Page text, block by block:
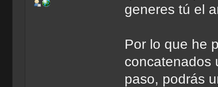
generes tú el
Por lo que he
concatenados
paso, podrás